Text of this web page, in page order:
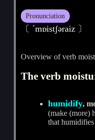
Pronunciation
〔 ˊmɒistʃәraiz 〕
Overview of verb
The verb
humidify,
(make (more)
that